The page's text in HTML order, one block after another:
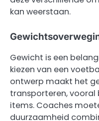
kan weerstaan.
Gewicht is een
kiezen van een
ontwerp maakt het
transporteren, vooral
items. Coaches
duurzaamheid